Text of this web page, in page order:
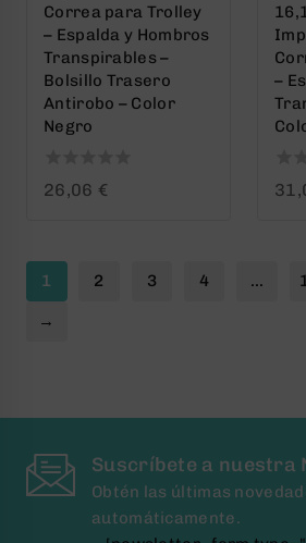
Correa para Trolley
– Espalda y Hombros
Transpirables –
Bolsillo Trasero
Antirobo – Color
Negro
0
26,06 €
–
0
1 2 3 4 …
→
Suscríbete a nuestra
Obtén las últimas
automáticamente.